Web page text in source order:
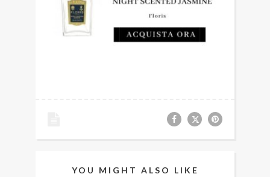
YOU MIGHT ALSO LIKE